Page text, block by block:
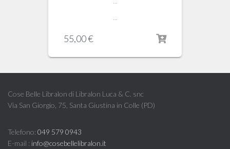
55,00€
Cose Belle Libralon di Libralon Luca & C. snc
Via San Giorgio, 75, Santa Giustina in Colle (PD)
Telefono: 049 579 0943
E-mail : info@cosebellelibralon.it